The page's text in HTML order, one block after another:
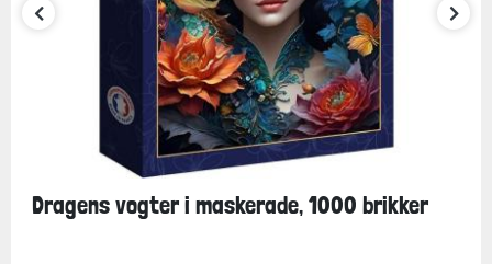
Dragens vogter i maskerade, 1000 brikker